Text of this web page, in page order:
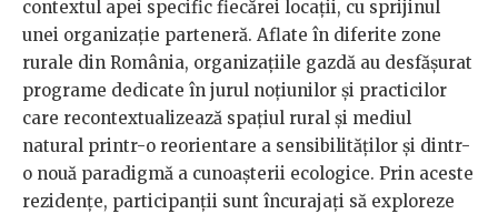
contextul apei specific fiecărei locații, cu sprijinul
unei organizație parteneră. Aflate în diferite zone
rurale din România, organizațiile gazdă au desfășurat
programe dedicate în jurul noțiunilor și practicilor
care recontextualizează spațiul rural și mediul
natural printr-o reorientare a sensibilităților și dintr-
o nouă paradigmă a cunoașterii ecologice. Prin aceste
rezidențe, participanții sunt încurajați să exploreze